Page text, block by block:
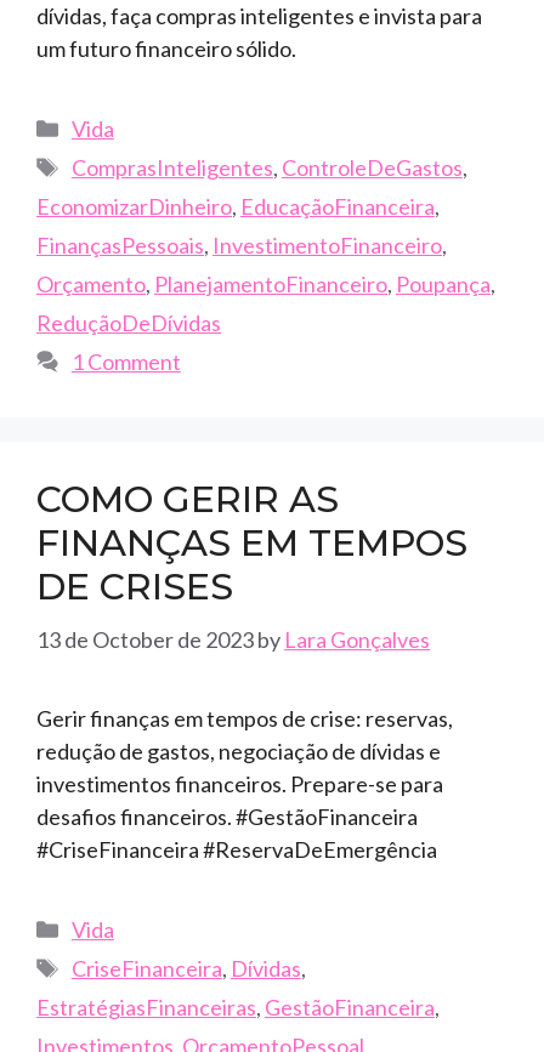
dívidas, faça compras inteligentes e invista para
um futuro financeiro sólido.
Categories
Vida
Tags
ComprasInteligentes, ControleDeGastos,
EconomizarDinheiro, EducaçãoFinanceira,
FinançasPessoais, InvestimentoFinanceiro,
Orçamento, PlanejamentoFinanceiro, Poupança,
ReduçãoDeDívidas
1 Comment
COMO GERIR AS
FINANÇAS EM TEMPOS
DE CRISES
13 de October de 2023by Lara Gonçalves
Gerir finanças em tempos de crise: reservas,
redução de gastos, negociação de dívidas e
investimentos financeiros. Prepare-se para
desafios financeiros. #GestãoFinanceira
#CriseFinanceira #ReservaDeEmergência
Categories
Vida
Tags
CriseFinanceira, Dívidas,
EstratégiasFinanceiras, GestãoFinanceira,
Investimentos OrçamentoPessoal